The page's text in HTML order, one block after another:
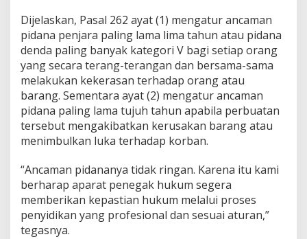
Dijelaskan, Pasal 262 ayat (1) mengatur ancaman
pidana penjara paling lama lima tahun atau pidana
denda paling banyak kategori V bagi setiap orang
yang secara terang-terangan dan bersama-sama
melakukan kekerasan terhadap orang atau
barang. Sementara ayat (2) mengatur ancaman
pidana paling lama tujuh tahun apabila perbuatan
tersebut mengakibatkan kerusakan barang atau
menimbulkan luka terhadap korban.
“Ancaman pidananya tidak ringan. Karena itu kami
berharap aparat penegak hukum segera
memberikan kepastian hukum melalui proses
penyidikan yang profesional dan sesuai aturan,”
tegasnya.